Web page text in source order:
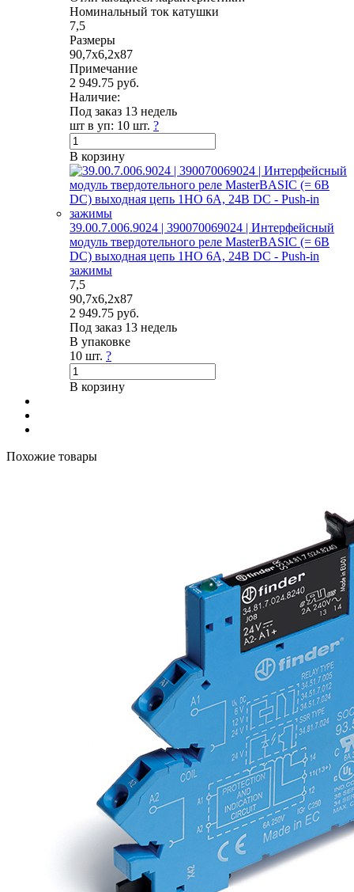
Номинальный ток катушки
7,5
Размеры
90,7х6,2х87
Примечание
2 949.75 руб.
Наличие:
Под заказ 13 недель
шт в уп: 10 шт. ?
В корзину
39.00.7.006.9024 | 390070069024 | Интерфейсный
модуль твердотельного реле MasterBASIC (= 6В
DC) выходная цепь 1НО 6А, 24В DC - Push-in
зажимы
7,5
90,7х6,2х87
2 949.75 руб.
Под заказ 13 недель
В упаковке
10 шт. ?
В корзину
Похожие товары